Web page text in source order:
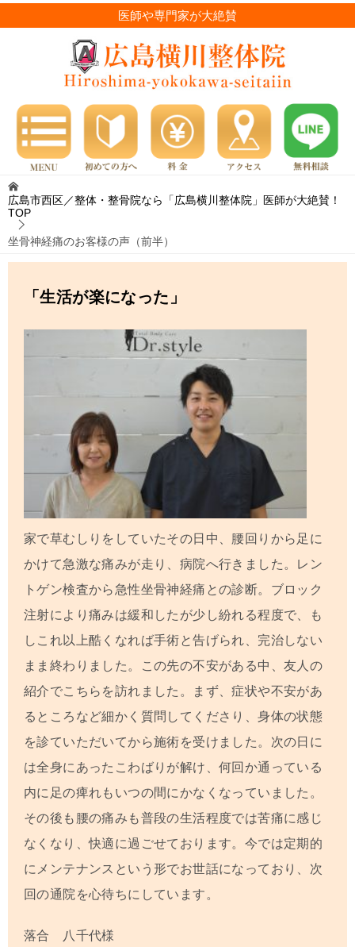
医師や専門家が大絶賛
広島市西区／整体・整骨院なら「広島横川整体院」医師が大絶賛！
TOP
坐骨神経痛のお客様の声（前半）
「生活が楽になった」
家で草むしりをしていたその日中、腰回りから足に
かけて急激な痛みが走り、病院へ行きました。レン
トゲン検査から急性坐骨神経痛との診断。ブロック
注射により痛みは緩和したが少し紛れる程度で、も
しこれ以上酷くなれば手術と告げられ、完治しない
まま終わりました。この先の不安がある中、友人の
紹介でこちらを訪れました。まず、症状や不安があ
るところなど細かく質問してくださり、身体の状態
を診ていただいてから施術を受けました。次の日に
は全身にあったこわばりが解け、何回か通っている
内に足の痺れもいつの間にかなくなっていました。
その後も腰の痛みも普段の生活程度では苦痛に感じ
なくなり、快適に過ごせております。今では定期的
にメンテナンスという形でお世話になっており、次
回の通院を心待ちにしています。
落合 八千代様